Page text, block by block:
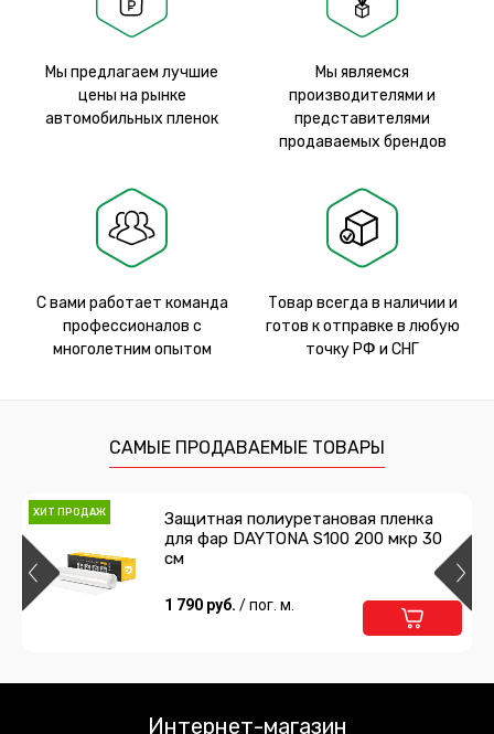
Мы предлагаем лучшие
цены на рынке
автомобильных пленок
Мы являемся
производителями и
представителями
продаваемых брендов
С вами работает команда
профессионалов с
многолетним опытом
Товар всегда в наличии и
готов к отправке в любую
точку РФ и СНГ
САМЫЕ ПРОДАВАЕМЫЕ ТОВАРЫ
ХИТ ПРОДАЖ
Защитная полиуретановая пленка
для фар DAYTONA S100 200 мкр 30
см
1 790 руб. / пог. м.
Интернет-магазин